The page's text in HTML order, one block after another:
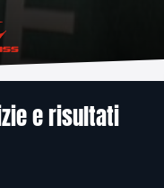
e risultati